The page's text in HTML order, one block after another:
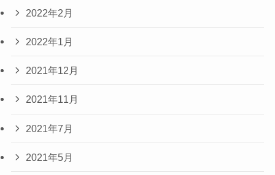
2022年2月
2022年1月
2021年12月
2021年11月
2021年7月
2021年5月